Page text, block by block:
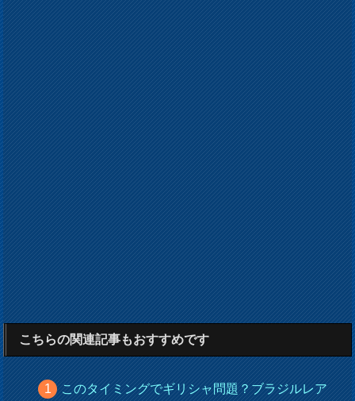
こちらの関連記事もおすすめです
このタイミングでギリシャ問題？ブラジルレア